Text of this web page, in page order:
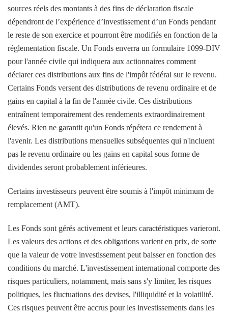
sources réels des montants à des fins de déclaration fiscale
dépendront de l’expérience d’investissement d’un Fonds pendant
le reste de son exercice et pourront être modifiés en fonction de la
réglementation fiscale. Un Fonds enverra un formulaire 1099-DIV
pour l'année civile qui indiquera aux actionnaires comment
déclarer ces distributions aux fins de l'impôt fédéral sur le revenu.
Certains Fonds versent des distributions de revenu ordinaire et de
gains en capital à la fin de l'année civile. Ces distributions
entraînent temporairement des rendements extraordinairement
élevés. Rien ne garantit qu'un Fonds répétera ce rendement à
l'avenir. Les distributions mensuelles subséquentes qui n'incluent
pas le revenu ordinaire ou les gains en capital sous forme de
dividendes seront probablement inférieures.
Certains investisseurs peuvent être soumis à l'impôt minimum de
remplacement (AMT).
Les Fonds sont gérés activement et leurs caractéristiques varieront.
Les valeurs des actions et des obligations varient en prix, de sorte
que la valeur de votre investissement peut baisser en fonction des
conditions du marché. L'investissement international comporte des
risques particuliers, notamment, mais sans s'y limiter, les risques
politiques, les fluctuations des devises, l'illiquidité et la volatilité.
Ces risques peuvent être accrus pour les investissements dans les